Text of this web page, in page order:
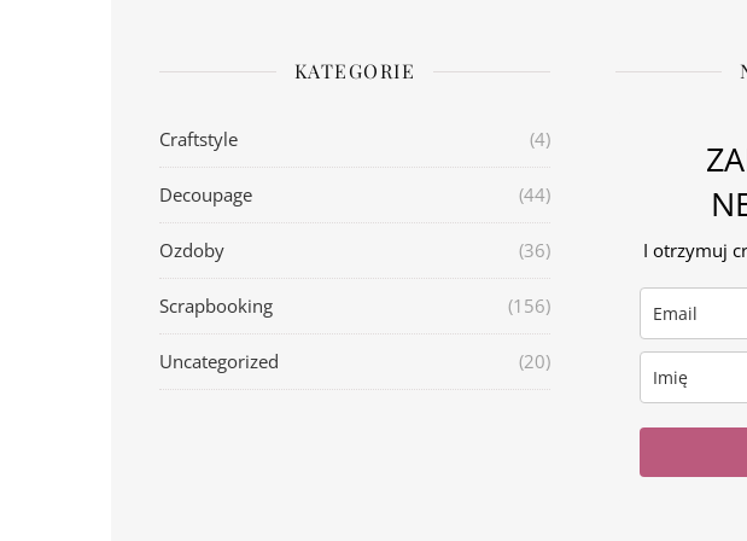
KATEGORIE
Craftstyle (4)
Decoupage (44)
Ozdoby (36)
Scrapbooking (156)
Uncategorized (20)
I otrzymuj